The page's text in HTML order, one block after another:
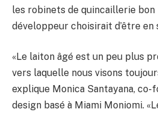
les robinets de quincaillerie bon
développeur choisirait d’être en
«Le laiton âgé est un peu plus
vers laquelle nous visons
explique Monica Santayana,
design basé à Miami Moniomi.